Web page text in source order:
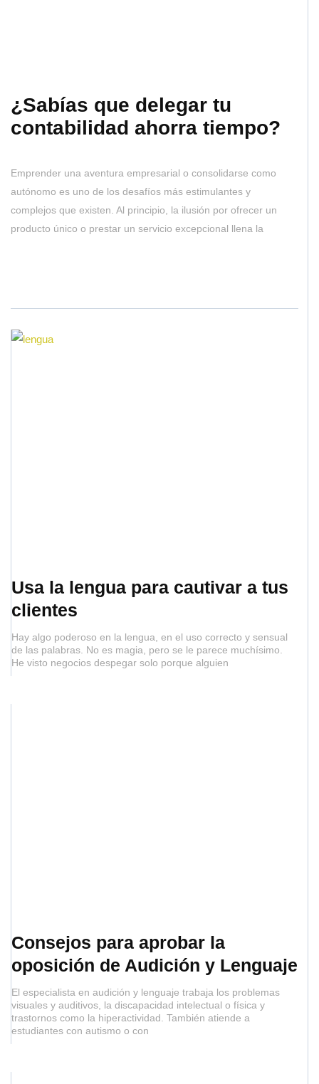
¿Sabías que delegar tu
contabilidad ahorra tiempo?
Emprender una aventura empresarial o consolidarse como
autónomo es uno de los desafíos más estimulantes y
complejos que existen. Al principio, la ilusión por ofrecer un
producto único o prestar un servicio excepcional llena la
Usa la lengua para cautivar a tus
clientes
Hay algo poderoso en la lengua, en el uso correcto y sensual
de las palabras. No es magia, pero se le parece muchísimo.
He visto negocios despegar solo porque alguien
Consejos para aprobar la
oposición de Audición y Lenguaje
El especialista en audición y lenguaje trabaja los problemas
visuales y auditivos, la discapacidad intelectual o física y
trastornos como la hiperactividad. También atiende a
estudiantes con autismo o con